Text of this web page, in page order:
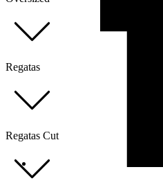
Regatas
Regatas Cut